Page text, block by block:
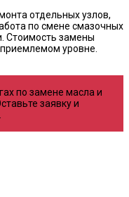
отдельных узлов,
по смене смазочных
Стоимость замены
уровне.
по замене масла и
заявку и